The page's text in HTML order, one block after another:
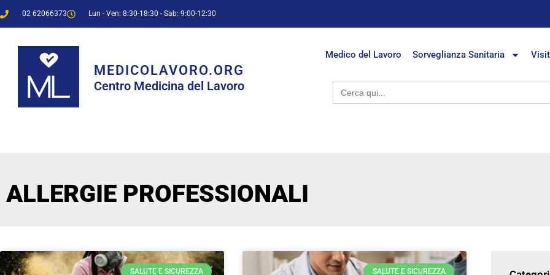
02 62066373 Lun - Ven: 8:30-18:30 - Sab: 9:00-12:30
MEDICOLAVORO.ORG
Centro Medicina del Lavoro
Medico del Lavoro Sorveglianza Sanitaria
Search
for:
ALLERGIE PROFESSIONALI
SALUTE E SICUREZZA SALUTE E SICUREZZA